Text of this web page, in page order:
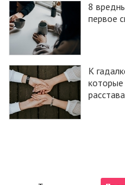
8
первое
К
которые